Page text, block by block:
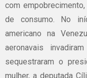
com
de consumo. No
americano na
aeronavais
sequestraram o
mulher, a deputada